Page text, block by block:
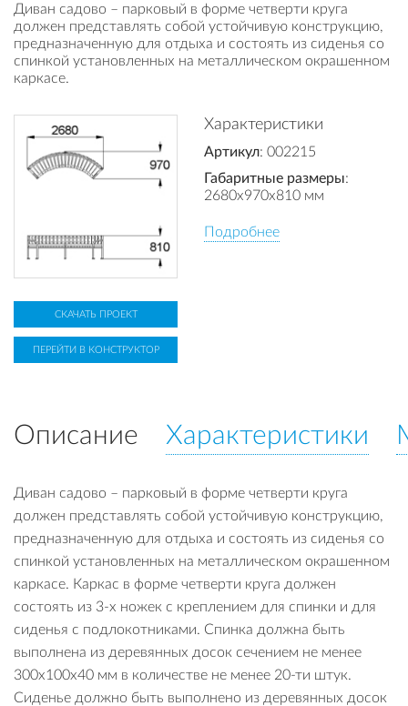
Диван садово – парковый в форме четверти круга
должен представлять собой устойчивую конструкцию,
предназначенную для отдыха и состоять из сиденья со
спинкой установленных на металлическом окрашенном
каркасе.
Характеристики
Артикул: 002215
Габаритные размеры:
2680x970x810 мм
Подробнее
СКАЧАТЬ ПРОЕКТ
ПЕРЕЙТИ В КОНСТРУКТОР
Описание Характеристики
Диван садово – парковый в форме четверти круга
должен представлять собой устойчивую конструкцию,
предназначенную для отдыха и состоять из сиденья со
спинкой установленных на металлическом окрашенном
каркасе. Каркас в форме четверти круга должен
состоять из 3-х ножек с креплением для спинки и для
сиденья с подлокотниками. Спинка должна быть
выполнена из деревянных досок сечением не менее
300х100х40 мм в количестве не менее 20-ти штук.
Сиденье должно быть выполнено из деревянных досок